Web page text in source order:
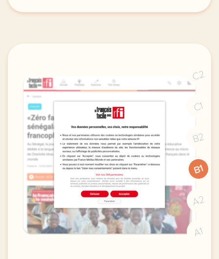
fiche pratique enseigner avec le francais dans le
C2
C1
B2
B1
A2
A1